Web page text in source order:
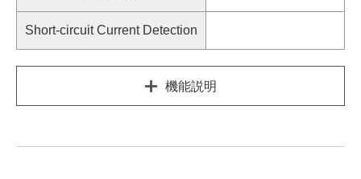
Short-circuit Current Detection
機能説明